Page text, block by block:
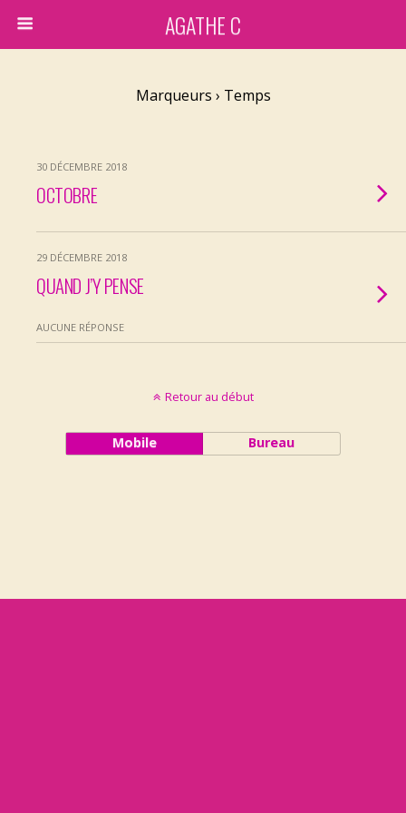
AGATHE C
Marqueurs › Temps
30 DÉCEMBRE 2018
OCTOBRE
29 DÉCEMBRE 2018
QUAND J’Y PENSE
AUCUNE RÉPONSE
Retour au début
Mobile Bureau